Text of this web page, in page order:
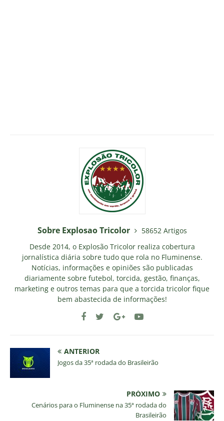
Sobre Explosao Tricolor
58652 Artigos
Desde 2014, o Explosão Tricolor realiza cobertura
jornalística diária sobre tudo que rola no Fluminense.
Notícias, informações e opiniões são publicadas
diariamente sobre futebol, torcida, gestão, finanças,
marketing e outros temas para que a torcida tricolor fique
bem abastecida de informações!
ANTERIOR
Jogos da 35ª rodada do Brasileirão
PRÓXIMO
Cenários para o Fluminense na 35ª rodada do
Brasileirão